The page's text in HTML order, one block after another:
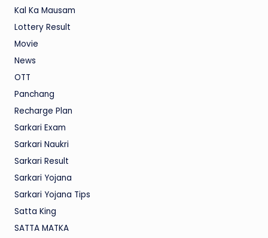
Kal Ka Mausam
Lottery Result
Movie
News
OTT
Panchang
Recharge Plan
Sarkari Exam
Sarkari Naukri
Sarkari Result
Sarkari Yojana
Sarkari Yojana Tips
Satta King
SATTA MATKA